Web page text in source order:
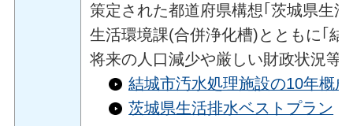
策定された都道府県構想｢茨城県生
生活環境課(合併浄化槽)とともに｢
将来の人口減少や厳しい財政状況等
結城市汚水処理施設の10年概
茨城県生活排水ベストプラン